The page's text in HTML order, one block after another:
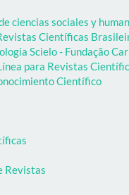
ciencias sociales y
Científicas
Scielo - Fundação
para Revistas
Científico
Revistas